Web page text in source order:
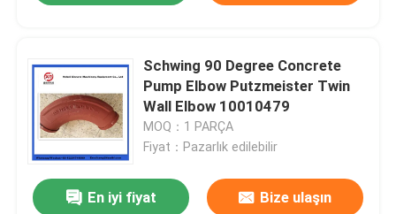
Schwing 90 Degree Concrete
Pump Elbow Putzmeister Twin
Wall Elbow 10010479
MOQ：1 PARÇA
Fiyat：Pazarlık edilebilir
En iyi fiyat Bize ulaşın